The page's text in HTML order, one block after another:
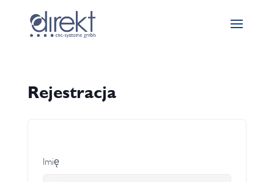
Rejestracja
Imię